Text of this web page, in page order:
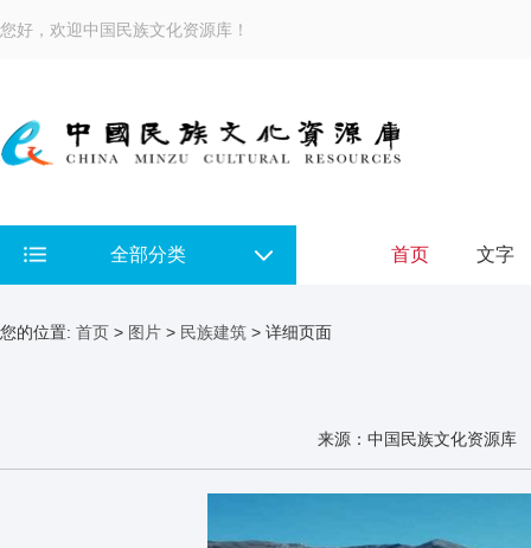
您好，欢迎中国民族文化资源库！
全部分类 首页 文字
您的位置: 首页 > 图片 > 民族建筑 > 详细页面
来源：中国民族文化资源库